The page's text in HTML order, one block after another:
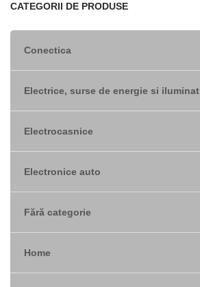
TEST
WISHLIST
Nu sunt produse in coș
CATEGORII DE PRODUSE
Conectica
Electrice, surse de energie si iluminat
Electrocasnice
Electronice auto
Fără categorie
Home